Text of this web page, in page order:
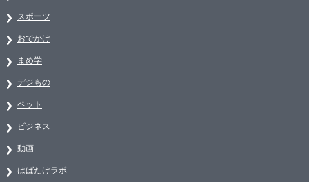
スポーツ
おでかけ
まめ学
デジもの
ペット
ビジネス
動画
はばたけラボ